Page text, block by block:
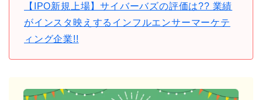
【IPO新規上場】サイバーバズの評価は?? 業績
がインスタ映えするインフルエンサーマーケテ
ィング企業!!